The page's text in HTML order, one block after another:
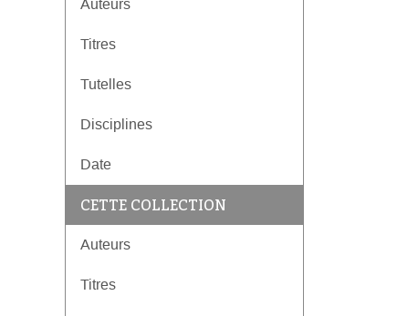
Auteurs
Titres
Tutelles
Disciplines
Date
CETTE COLLECTION
Auteurs
Titres